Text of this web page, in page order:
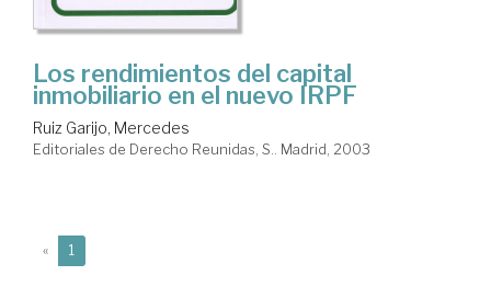
Los rendimientos del capital
inmobiliario en el nuevo IRPF
Ruiz Garijo, Mercedes
Editoriales de Derecho Reunidas, S.. Madrid, 2003
« 1